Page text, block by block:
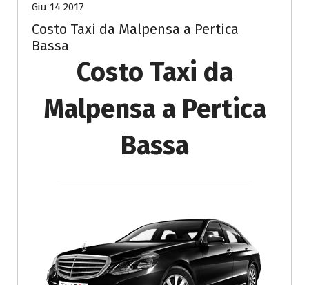
Giu 14 2017
Costo Taxi da Malpensa a Pertica
Bassa
Costo Taxi da
Malpensa a Pertica
Bassa